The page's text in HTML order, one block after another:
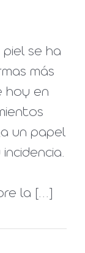
piel se ha
más
hoy en
un papel
la [...]